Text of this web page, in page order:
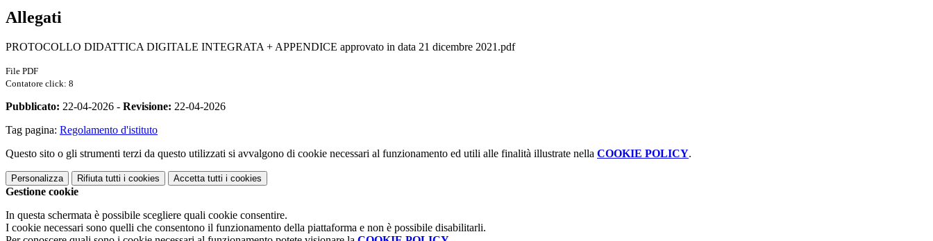
Allegati
PROTOCOLLO DIDATTICA DIGITALE INTEGRATA + APPENDICE approvato in data 21 dicembre 2021.pdf
File PDF
Contatore click: 8
Pubblicato: 22-04-2026 - Revisione: 22-04-2026
Tag pagina: Regolamento d'istituto
Questo sito o gli strumenti terzi da questo utilizzati si avvalgono di cookie necessari al funzionamento ed utili alle finalità illustrate nella COOKIE POLICY.
Personalizza Rifiuta tutti i cookies Accetta tutti i cookies
Gestione cookie
In questa schermata è possibile scegliere quali cookie consentire.
I cookie necessari sono quelli che consentono il funzionamento della piattaforma e non è possibile disabilitarli.